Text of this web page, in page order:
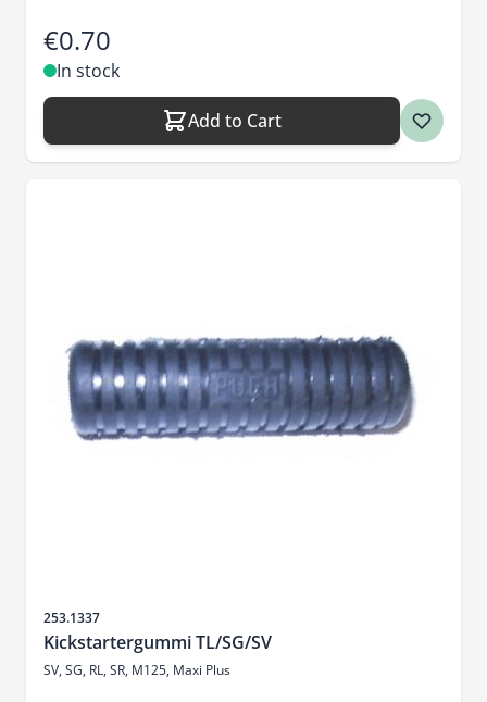
€0.70
In stock
Add to Cart
Sku
253.1337
Kickstartergummi TL/SG/SV
SV, SG, RL, SR, M125, Maxi Plus